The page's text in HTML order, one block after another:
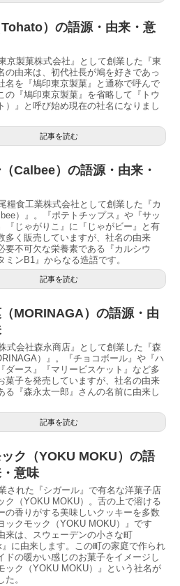
）の語源・由来・意
京製菓株式会社』として創業した『東
の由来は、初代社長が鳩を好きであっ
名を『鳩印東京製菓』と通称で呼んで
の『鳩印東京製菓』を省略して『トウ
）』と呼び始め現在の社名になりまし
記事を読む
Calbee）の語源・由来・
糧食工業株式会社として創業した『カ
）』。『ポテトチップス』や『サッ
『じゃがりこ』に『じゃがビー』と有
多く販売していますが、社名の由来
要不可欠な栄養素である『カルシウ
ミンB1』からなる造語です。
記事を読む
MORINAGA）の語源・由
式会社森永商店』として創業した『森
）』。『チョコボール』や『ハ
ダース』『マリービスケット』など多
菓子を発売していますが、社名の由来
る『森永太一郎』さんの名前に由来し
記事を読む
ク（YOKU MOKU）の語
意味
された『シガール』で有名な洋菓子店
ク（YOKU MOKU）。舌の上で溶ける
の香りがする美味しいクッキーを多数
ックモック（YOKU MOKU）』です
来は、スウェーデンの小さな町
』に由来します。この町の家庭で作られ
ドの暖かい感じのお菓子をイメージし
ック（YOKU MOKU）』という社名が
。